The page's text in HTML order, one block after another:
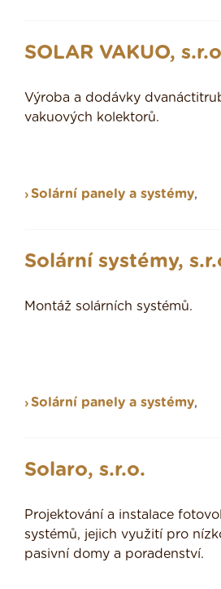
SOLAR VAKUO,
Výroba a dodávky
vakuových kolektorů.
Solární panely a systémy,
Solární systémy,
Montáž solárních systémů.
Solární panely a systémy,
Solaro, s.r.o.
Projektování a instalace
systémů, jejich využití pro
pasivní domy a poradenství.